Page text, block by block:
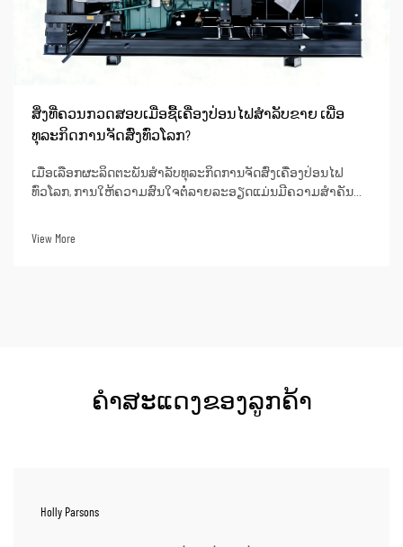
ສິ່ງທີ່ຄວນກວດສອບເມື່ອຊື້ເຄື່ອງປ່ອນໄຟສຳລັບຂາຍ ເພື່ອ
ທຸລະກິດການຈັດສົ່ງທົ່ວໂລກ?
ເມື່ອເລືອກຜະລິດຕະພັນສຳລັບທຸລະກິດການຈັດສົ່ງເຄື່ອງປ່ອນໄຟ
ທົ່ວໂລກ, ການໃຫ້ຄວາມສົນໃຈຕໍ່ລາຍລະອຽດແມ່ນມີຄວາມສຳຄັນ
View More
ຄຳສະແດງຂອງລູກຄ້າ
Holly Parsons